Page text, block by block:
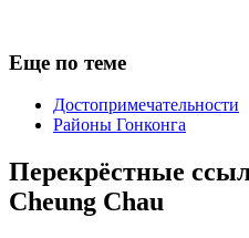
Еще по теме
Достопримечательности
Районы Гонконга
Перекрёстные
Cheung Chau